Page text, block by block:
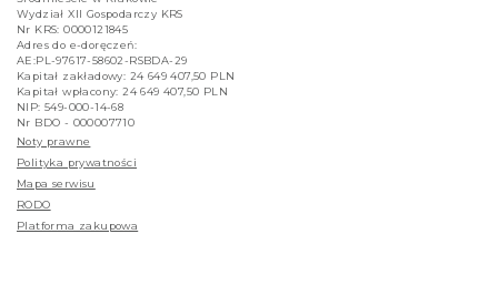
Wydział XII Gospodarczy KRS
Nr KRS: 0000121845
Adres do e-doręczeń:
AE:PL-97617-58602-RSBDA-29
Kapitał zakładowy: 24 649 407,50 PLN
Kapitał wpłacony: 24 649 407,50 PLN
NIP: 549-000-14-68
Nr BDO - 000007710
Noty prawne
Polityka prywatności
Mapa serwisu
RODO
Platforma zakupowa